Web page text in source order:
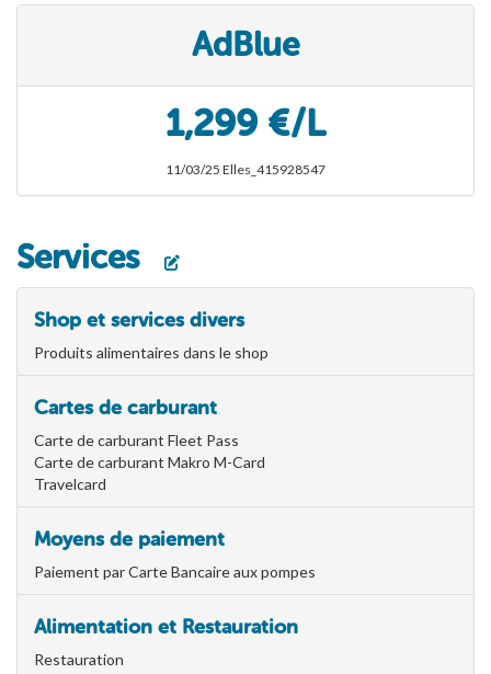
AdBlue
1,299 €/L
11/03/25 Elles_415928547
Services
Shop et services divers
Produits alimentaires dans le shop
Cartes de carburant
Carte de carburant Fleet Pass
Carte de carburant Makro M-Card
Travelcard
Moyens de paiement
Paiement par Carte Bancaire aux pompes
Alimentation et Restauration
Restauration